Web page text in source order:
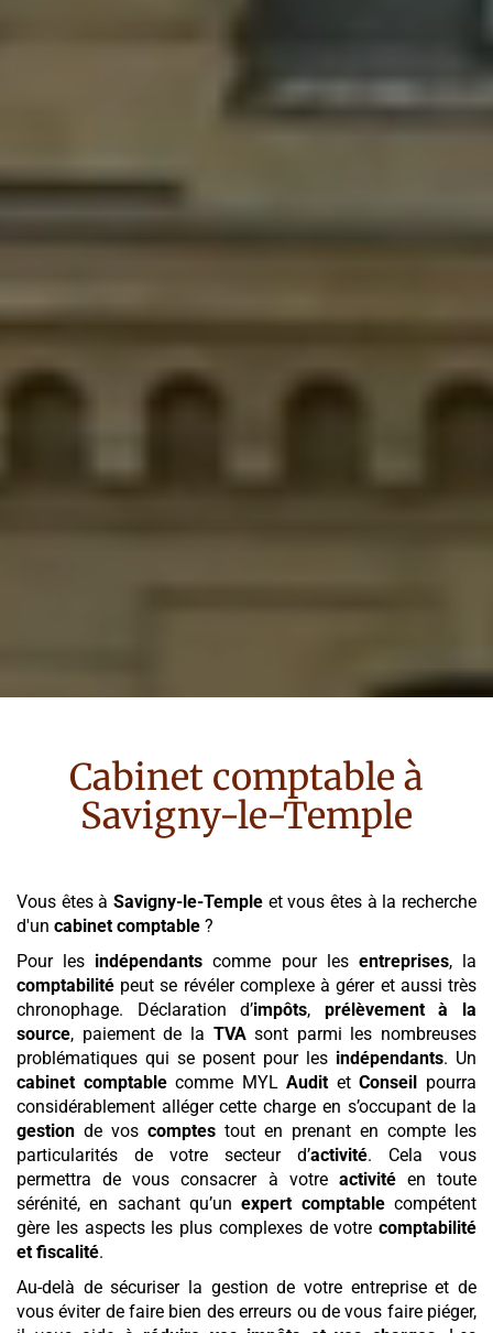
Cabinet comptable à
Savigny-le-Temple
Vous êtes à Savigny-le-Temple et vous êtes à la recherche
d'un cabinet comptable ?
Pour les indépendants comme pour les entreprises, la
comptabilité peut se révéler complexe à gérer et aussi très
chronophage. Déclaration d’impôts, prélèvement à la
source, paiement de la TVAsont parmi les nombreuses
problématiques qui se posent pour les indépendants. Un
cabinet comptablecomme MYLAudit etConseil
pourra
considérablement alléger cette charge en s’occupant de la
gestion de vos comptes tout en prenant en compte les
particularités de votre secteur d’activité. Cela vous
permettra de vous consacrer à votre activitéen toute
sérénité, en sachant qu’unexpert comptablecompétent
gère les aspects les plus complexes de votre comptabilité
et fiscalité.
Au-delà de sécuriser la gestion de votre entreprise et de
vous éviter de faire bien des erreurs ou de vous faire piéger,